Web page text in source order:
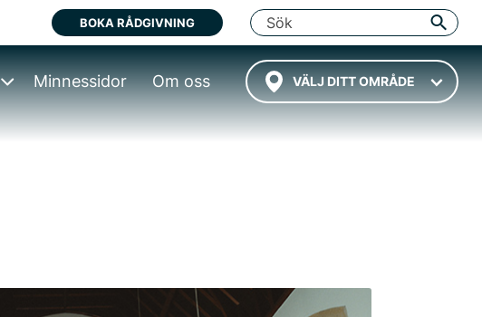
BOKA RÅDGIVNING
VÄLJ DITT OMRÅDE
Minnessidor Om oss